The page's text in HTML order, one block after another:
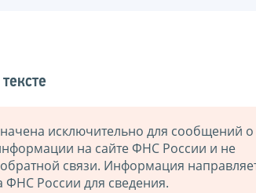
исключительно для сообщений о
на сайте ФНС России и не
связи. Информация
ФНС России для сведения.